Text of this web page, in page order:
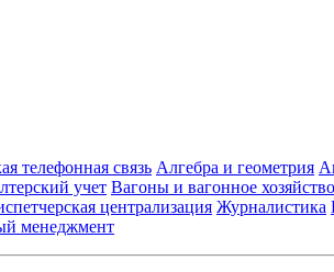
телефонная связь Алгебра и геометрия
учет Вагоны и вагонное хозяйство
централизация Журналистика
менеджмент